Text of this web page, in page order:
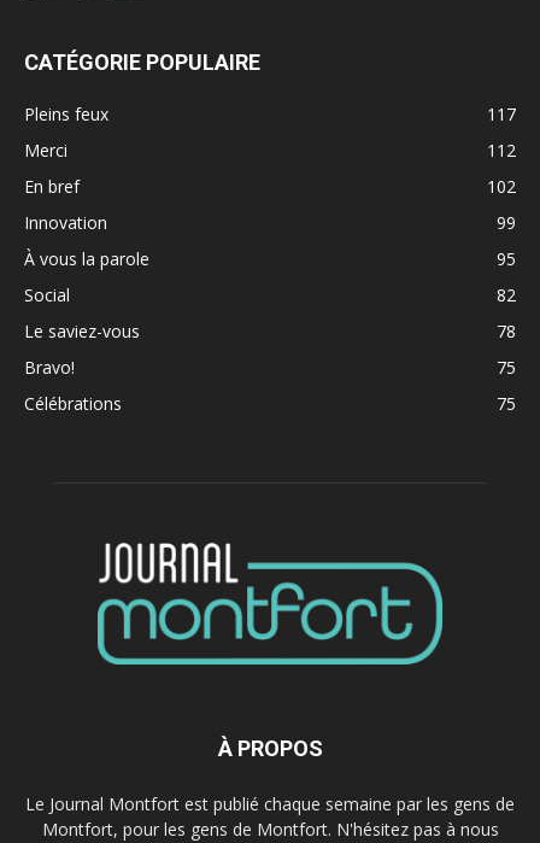
CATÉGORIE POPULAIRE
Pleins feux
117
Merci
112
En bref
102
Innovation
99
À vous la parole
95
Social
82
Le saviez-vous
78
Bravo!
75
Célébrations
75
À PROPOS
Le Journal Montfort est publié chaque semaine par les gens de
Montfort, pour les gens de Montfort. N'hésitez pas à nous